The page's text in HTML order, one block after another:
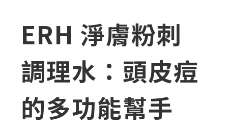
ERH 淨膚粉刺
調理水：頭皮痘
的多功能幫手